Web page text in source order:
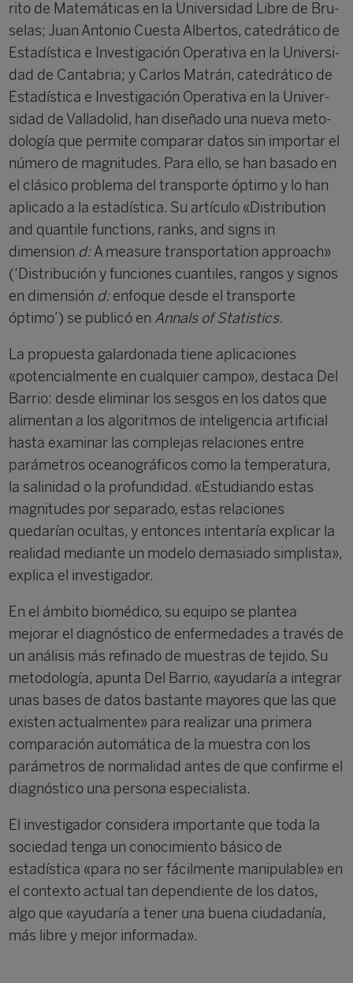
rito de Matemáticas en la Universidad Libre de Bru­
selas; Juan Antonio Cuesta Albertos, catedrático de
Estadística e Investigación Operativa en la Universi­
dad de Cantabria; y Carlos Matrán, catedrático de
Estadística e Investigación Operativa en la Univer­
sidad de Valladolid, han diseñado una nueva meto­
dología que permite comparar datos sin importar el
número de magnitudes. Para ello, se han basado en
el clásico problema del transporte óptimo y lo han
apli­cado a la estadística. Su artículo «Distribution
and quantile functions, ranks, and signs in
dimension d:A measure transportation approach»
(‘Distribución y funciones cuantiles, rangos y signos
en dimensión d:enfoque desde el transporte
óptimo’) se publicó en Annals of Statistics.
La propuesta galardonada tiene aplicaciones
«poten­cialmente en cualquier campo», destaca Del
Barrio: desde eliminar los sesgos en los datos que
alimentan a los algoritmos de inteligencia artificial
hasta exami­nar las complejas relaciones entre
parámetros ocea­nográficos como la temperatura,
la salinidad o la pro­fundidad. «Estudiando estas
magnitudes por sepa­rado, estas relaciones
quedarían ocultas, y entonces intentaría explicar la
realidad mediante un modelo demasiado simplista»,
explica el investigador.
En el ámbito biomédico, su equipo se plantea
mejorar el diagnóstico de enfermedades a través de
un aná­lisis más refinado de muestras de tejido. Su
meto­dología, apunta Del Barrio, «ayudaría a integrar
unas bases de datos bastante mayores que las que
exis­ten actualmente» para realizar una primera
compa­ración automática de la muestra con los
parámetros de normalidad antes de que confirme el
diagnóstico una persona especialista.
El investigador considera importante que toda la
socie­dad tenga un conocimiento básico de
estadística «para no ser fácilmente manipulable» en
el contexto actual tan dependiente de los datos,
algo que «ayudaría a tener una buena ciudadanía,
más libre y mejor informada».